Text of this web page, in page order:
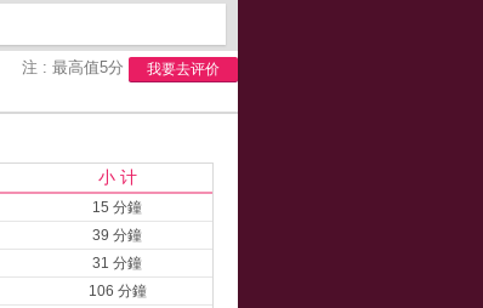
注 : 最高值5分 我要去评价
小 计
15 分鐘
39 分鐘
31 分鐘
106 分鐘